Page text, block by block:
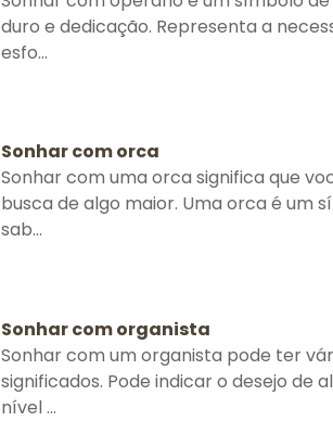
duro e dedicação. Representa a
esfo...
Sonhar com orca
Sonhar com uma orca significa que
busca de algo maior. Uma orca é um
sab...
Sonhar com organista
Sonhar com um organista pode ter
significados. Pode indicar o desejo de
nível ...